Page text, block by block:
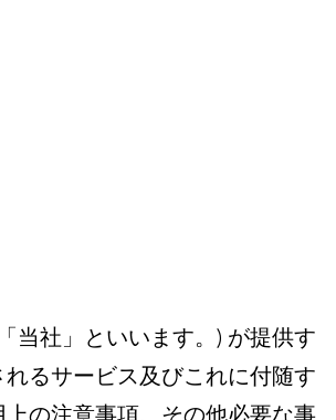
当社」といいます。) が提供す
るサービス及びこれに付随す
の注意事項、その他必要な事